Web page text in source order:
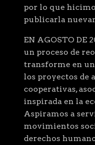
por lo que
publicarla
EN AGOSTO DE
un proceso de
transforme en
los proyectos de
cooperativas,
inspirada en la
Aspiramos a
movimientos
derechos